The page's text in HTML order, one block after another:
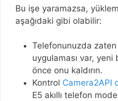
Bu işe yaramazsa,
aşağıdaki gibi olabilir:
Telefonunuzda
uygulaması var,
önce onu kaldırın.
Kontrol Camera2API
E5 akıllı telefon